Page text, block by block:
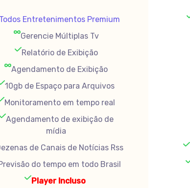
Todos Entretenimentos Premium
Gerencie Múltiplas Tv
Relatório de Exibição
Agendamento de Exibição
10gb de Espaço para Arquivos
Monitoramento em tempo real
Agendamento de exibição de
mídia
de Canais de Notícias Rss
do tempo em todo Brasil
Player Incluso